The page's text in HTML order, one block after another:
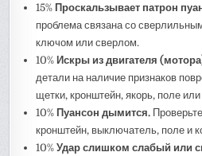
15% Проскальзывает патрон
проблема связана со
ключом или сверлом.
10% Искры из двигателя
детали на наличие признаков
щетки, кронштейн, якорь, поле
10% Пуансон дымится.
кронштейн, выключатель, поле и
10%Удар слишком слабый или